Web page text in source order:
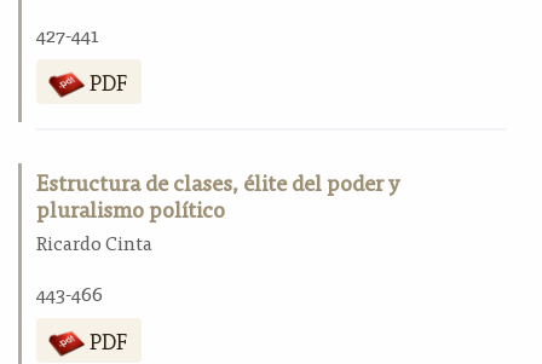
427-441
PDF
Estructura de clases, élite del poder y
pluralismo político
Ricardo Cinta
443-466
PDF